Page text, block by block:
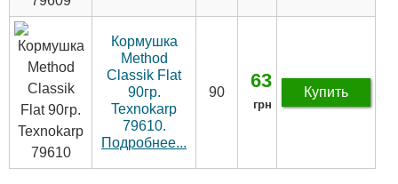
Кормушка
Method
Classik Flat
90гр.
Texnokarp
79610.
Подробнее...
90
63
грн
Купить